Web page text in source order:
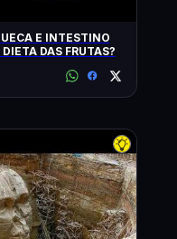
E INTESTINO
DAS FRUTAS?